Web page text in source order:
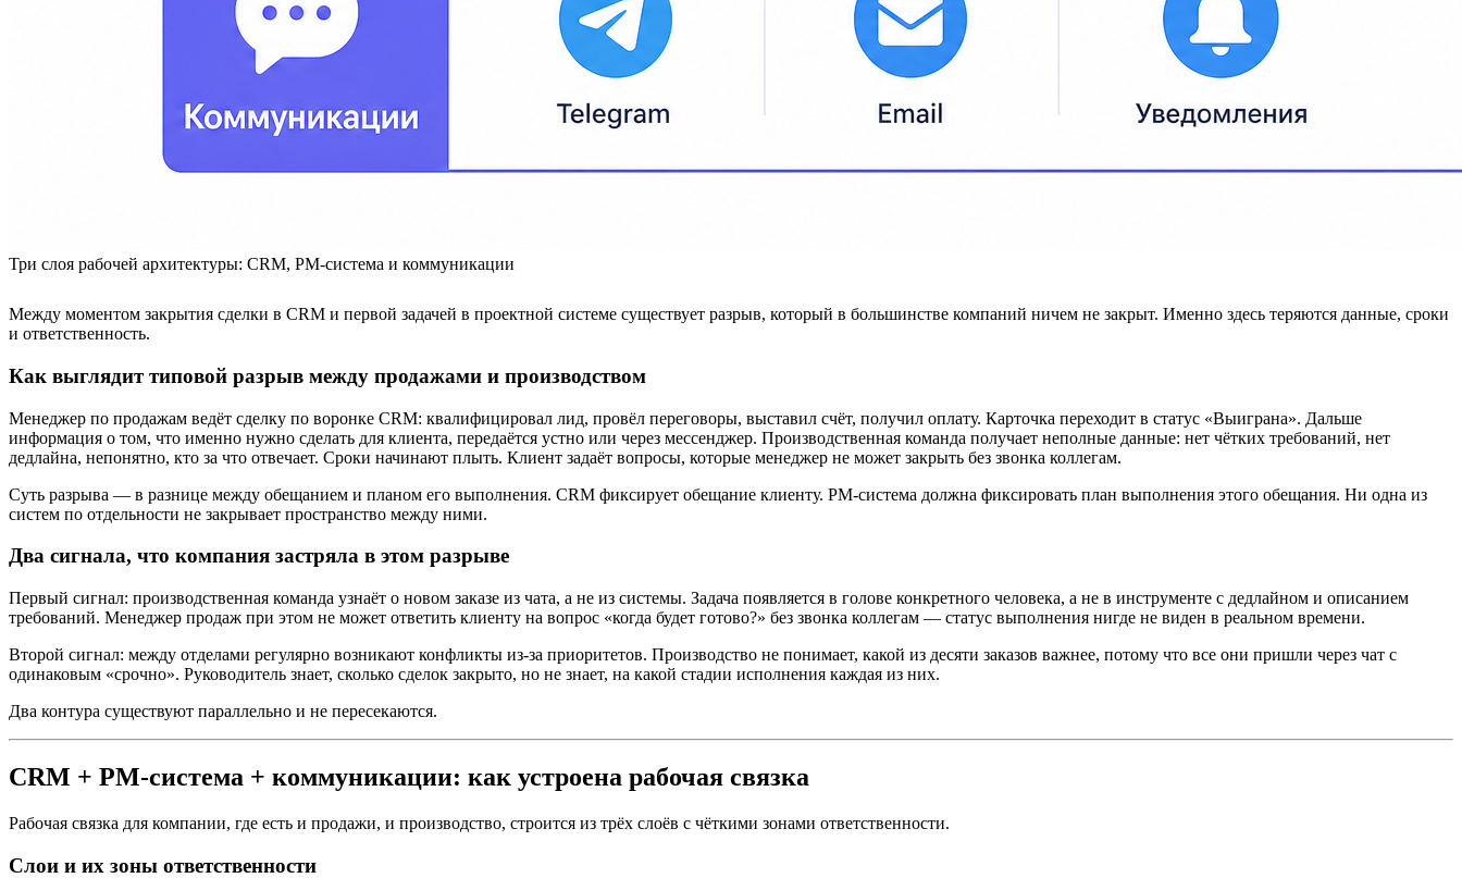
Три слоя рабочей архитектуры: CRM, PM-система и коммуникации
Между моментом закрытия сделки в CRM и первой задачей в проектной системе существует разрыв, который в большинстве компаний ничем не закрыт. Именно здесь теряются данные, сроки
и ответственность.
Как выглядит типовой разрыв между продажами и производством
Менеджер по продажам ведёт сделку по воронке CRM: квалифицировал лид, провёл переговоры, выставил счёт, получил оплату. Карточка переходит в статус «Выиграна». Дальше
информация о том, что именно нужно сделать для клиента, передаётся устно или через мессенджер. Производственная команда получает неполные данные: нет чётких требований, нет
дедлайна, непонятно, кто за что отвечает. Сроки начинают плыть. Клиент задаёт вопросы, которые менеджер не может закрыть без звонка коллегам.
Суть разрыва — в разнице между обещанием и планом его выполнения. CRM фиксирует обещание клиенту. PM-система должна фиксировать план выполнения этого обещания. Ни одна из
систем по отдельности не закрывает пространство между ними.
Два сигнала, что компания застряла в этом разрыве
Первый сигнал: производственная команда узнаёт о новом заказе из чата, а не из системы. Задача появляется в голове конкретного человека, а не в инструменте с дедлайном и описанием
требований. Менеджер продаж при этом не может ответить клиенту на вопрос «когда будет готово?» без звонка коллегам — статус выполнения нигде не виден в реальном времени.
Второй сигнал: между отделами регулярно возникают конфликты из-за приоритетов. Производство не понимает, какой из десяти заказов важнее, потому что все они пришли через чат с
одинаковым «срочно». Руководитель знает, сколько сделок закрыто, но не знает, на какой стадии исполнения каждая из них.
Два контура существуют параллельно и не пересекаются.
CRM + PM-система + коммуникации: как устроена рабочая связка
Рабочая связка для компании, где есть и продажи, и производство, строится из трёх слоёв с чёткими зонами ответственности.
Слои и их зоны ответственности